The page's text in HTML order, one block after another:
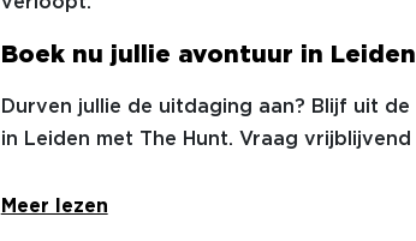
Boek nu jullie avontuur in Leiden
Durven jullie de uitdaging aan? Blijf uit
in Leiden met The Hunt. Vraag
Meer lezen